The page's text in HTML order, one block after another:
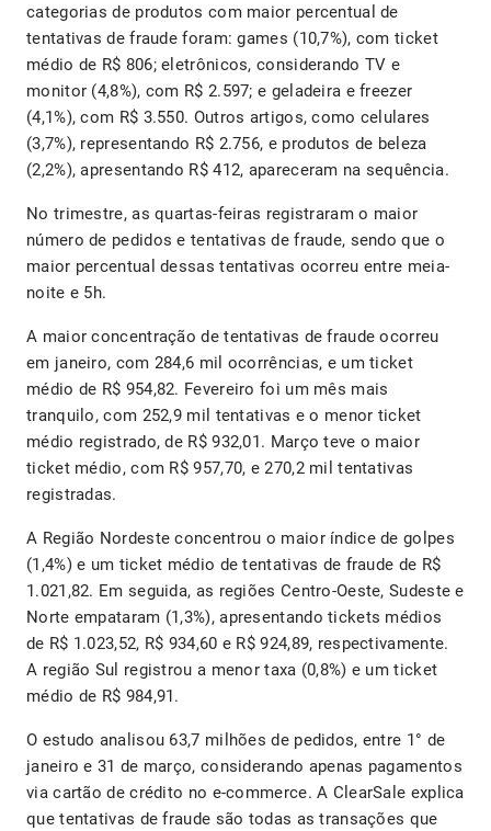
categorias de produtos com maior percentual de
tentativas de fraude foram: games (10,7%), com ticket
médio de R$ 806; eletrônicos, considerando TV e
monitor (4,8%), com R$ 2.597; e geladeira e freezer
(4,1%), com R$ 3.550. Outros artigos, como celulares
(3,7%), representando R$ 2.756, e produtos de beleza
(2,2%), apresentando R$ 412, apareceram na sequência.
No trimestre, as quartas-feiras registraram o maior
número de pedidos e tentativas de fraude, sendo que o
maior percentual dessas tentativas ocorreu entre meia-
noite e 5h.
A maior concentração de tentativas de fraude ocorreu
em janeiro, com 284,6 mil ocorrências, e um ticket
médio de R$ 954,82. Fevereiro foi um mês mais
tranquilo, com 252,9 mil tentativas e o menor ticket
médio registrado, de R$ 932,01. Março teve o maior
ticket médio, com R$ 957,70, e 270,2 mil tentativas
registradas.
A Região Nordeste concentrou o maior índice de golpes
(1,4%) e um ticket médio de tentativas de fraude de R$
1.021,82. Em seguida, as regiões Centro-Oeste, Sudeste e
Norte empataram (1,3%), apresentando tickets médios
de R$ 1.023,52, R$ 934,60 e R$ 924,89, respectivamente.
A região Sul registrou a menor taxa (0,8%) e um ticket
médio de R$ 984,91.
O estudo analisou 63,7 milhões de pedidos, entre 1° de
janeiro e 31 de março, considerando apenas pagamentos
via cartão de crédito no e-commerce. A ClearSale explica
que tentativas de fraude são todas as transações que